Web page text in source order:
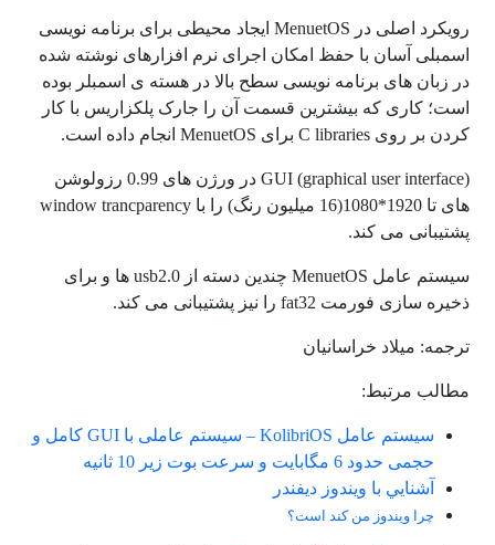
رویکرد اصلی در MenuetOS ایجاد محیطی برای برنامه نویسی
اسمبلی آسان با حفظ امکان اجرای نرم افزارهای نوشته شده
در زبان های برنامه نویسی سطح بالا در هسته ی اسمبلر بوده
است؛ کاری که بیشترین قسمت آن را جارک پلکزاریس با کار
کردن بر روی C libraries برای MenuetOS انجام داده است.
GUI (graphical user interface) در ورژن های 0.99 رزولوشن
های تا 1920*1080(16 میلیون رنگ) را با window trancparency
پشتیبانی می کند.
سیستم عامل MenuetOS چندین دسته از usb2.0 ها و برای
ذخیره سازی فورمت fat32 را نیز پشتیبانی می کند.
ترجمه: میلاد خراسانیان
مطالب مرتبط:
سیستم عامل KolibriOS – سیستم عاملی با GUI کامل و
حجمی حدود 6 مگابایت و سرعت بوت زیر 10 ثانیه
آشنايي با ويندوز ديفندر
چرا ويندوز من كند است؟